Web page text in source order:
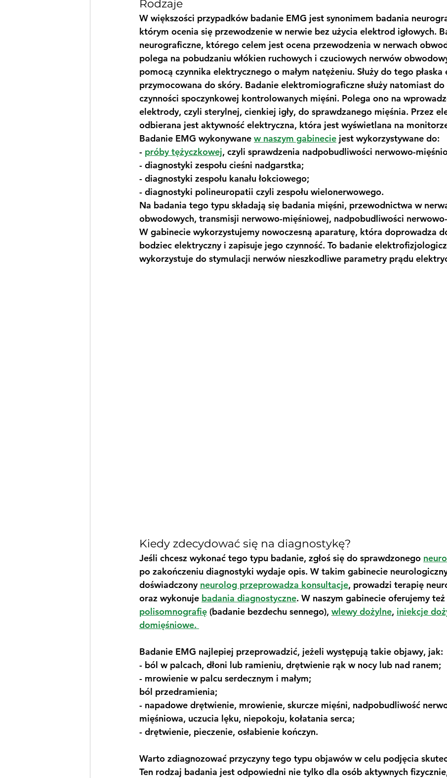
Rodzaje
W większości przypadków badanie EMG jest synonimem badania
którym ocenia się przewodzenie w nerwie bez użycia elektrod igłowych.
neurograficzne, którego celem jest ocena przewodzenia w nerwach
polega na pobudzaniu włókien ruchowych i czuciowych nerwów
pomocą czynnika elektrycznego o małym natężeniu. Służy do tego
przymocowana do skóry. Badanie elektromiograficzne służy natomiast do
czynności spoczynkowej kontrolowanych mięśni. Polega ono na
elektrody, czyli sterylnej, cienkiej igły, do sprawdzanego mięśnia. Przez
odbierana jest aktywność elektryczna, która jest wyświetlana na
Badanie EMG wykonywane w naszym gabinecie jest wykorzystywane do:
- próby tężyczkowej, czyli sprawdzenia nadpobudliwości nerwowo-
- diagnostyki zespołu cieśni nadgarstka;
- diagnostyki zespołu kanału łokciowego;
- diagnostyki polineuropatii czyli zespołu wielonerwowego.
Na badania tego typu składają się badania mięśni, przewodnictwa w
obwodowych, transmisji nerwowo-mięśniowej, nadpobudliwości
W gabinecie wykorzystujemy nowoczesną aparaturę, która doprowadza
bodziec elektryczny i zapisuje jego czynność. To badanie
wykorzystuje do stymulacji nerwów nieszkodliwe parametry prądu
Kiedy zdecydować się na diagnostykę?
Jeśli chcesz wykonać tego typu badanie, zgłoś się do sprawdzonego
po zakończeniu diagnostyki wydaje opis. W takim gabinecie
doświadczony neurolog przeprowadza konsultacje, prowadzi terapię
oraz wykonuje badania diagnostyczne. W naszym gabinecie oferujemy też
polisomnografię (badanie bezdechu sennego), wlewy dożylne, iniekcje
domięśniowe.
Badanie EMG najlepiej przeprowadzić, jeżeli występują takie objawy, jak:
- ból w palcach, dłoni lub ramieniu, drętwienie rąk w nocy lub nad ranem;
- mrowienie w palcu serdecznym i małym;
ból przedramienia;
- napadowe drętwienie, mrowienie, skurcze mięśni, nadpobudliwość
mięśniowa, uczucia lęku, niepokoju, kołatania serca;
- drętwienie, pieczenie, osłabienie kończyn.
Warto zdiagnozować przyczyny tego typu objawów w celu podjęcia
Ten rodzaj badania jest odpowiedni nie tylko dla osób aktywnych